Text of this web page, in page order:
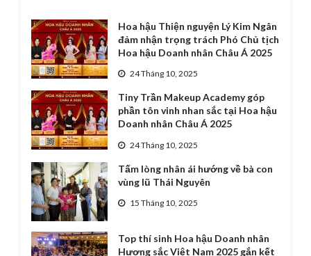
Hoa hậu Thiện nguyện Lý Kim Ngân
đảm nhận trọng trách Phó Chủ tịch
Hoa hậu Doanh nhân Châu Á 2025
24 Tháng 10, 2025
Tiny Trần Makeup Academy góp
phần tôn vinh nhan sắc tại Hoa hậu
Doanh nhân Châu Á 2025
24 Tháng 10, 2025
Tấm lòng nhân ái hướng về bà con
vùng lũ Thái Nguyên
15 Tháng 10, 2025
Top thí sinh Hoa hậu Doanh nhân
Hương sắc Việt Nam 2025 gắn kết